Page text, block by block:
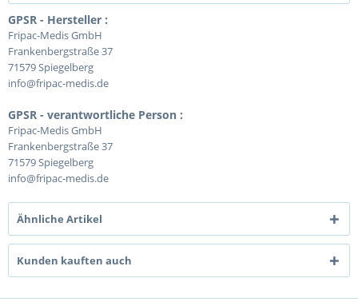
GPSR - Hersteller :
Fripac-Medis GmbH
Frankenbergstraße 37
71579 Spiegelberg
info@fripac-medis.de
GPSR - verantwortliche Person :
Fripac-Medis GmbH
Frankenbergstraße 37
71579 Spiegelberg
info@fripac-medis.de
Ähnliche Artikel
Kunden kauften auch